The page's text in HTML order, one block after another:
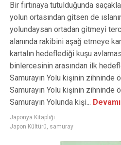
Bir fırtınaya tutulduğunda
yolun ortasından gitsen de
yolundaysan ortadan gitmeyi
alanında rakibini aşağ etmeye
kartalın hedeflediği kuşu
binlercesinin arasından ilk
Samurayın Yolu kişinin zihninde
Samurayın Yolu kişinin zihninde
Samurayın Yolunda kişi... Devamı
Japonya Kitaplığı
Japon Kültürü, samuray